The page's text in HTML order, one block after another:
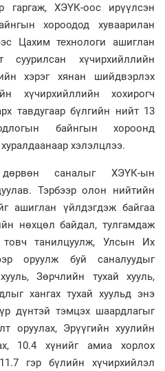
гаргаж, ХЭҮК-оос ирүүлсэн
хороодод хуваарилан
Цахим технологи ашиглан
хүчирхийллийн
хэрэг хянан шийдвэрлэх
хүчирхийллийн хохирогч
тавдугаар бүлгийн нийт 13
байнгын хороонд
хэлэлцлээ.
саналыг ХЭҮК-ын
Тэрбээр олон нийтийн
ашиглан үйлдэгдэж байгаа
нөхцөл байдал, тулгамдаж
товч танилцуулж, Улсын Их
оруулж буй саналуудыг
Зөрчлийн тухай хууль,
хангах тухай хуульд энэ
дүнтэй тэмцэх шаардлагыг
оруулах, Эрүүгийн хуулийн
10.4 хүнийг амиа хорлох
гэр бүлийн хүчирхийлэл